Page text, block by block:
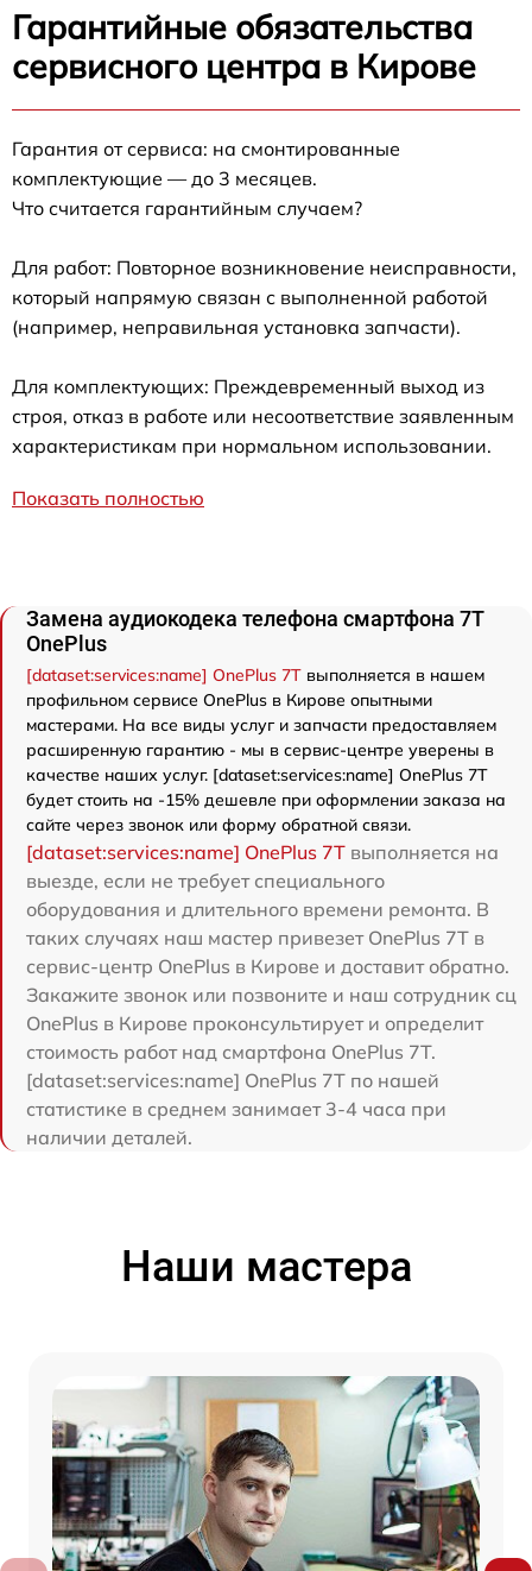
Гарантийные обязательства
сервисного центра в Кирове
Гарантия от сервиса: на смонтированные
комплектующие — до 3 месяцев.
Что считается гарантийным случаем?
Для работ: Повторное возникновение неисправности,
который напрямую связан с выполненной работой
(например, неправильная установка запчасти).
Для комплектующих: Преждевременный выход из
строя, отказ в работе или несоответствие заявленным
характеристикам при нормальном использовании.
Показать полностью
Замена аудиокодека телефона смартфона 7T
OnePlus
[dataset:services:name] OnePlus 7T выполняется в нашем
профильном сервисе OnePlus в Кирове опытными
мастерами. На все виды услуг и запчасти предоставляем
расширенную гарантию - мы в сервис-центре уверены в
качестве наших услуг. [dataset:services:name] OnePlus 7T
будет стоить на -15% дешевле при оформлении заказа на
сайте через звонок или форму обратной связи.
[dataset:services:name] OnePlus 7T выполняется на
выезде, если не требует специального
оборудования и длительного времени ремонта. В
таких случаях наш мастер привезет OnePlus 7T в
сервис-центр OnePlus в Кирове и доставит обратно.
Закажите звонок или позвоните и наш сотрудник сц
OnePlus в Кирове проконсультирует и определит
стоимость работ над смартфона OnePlus 7T.
[dataset:services:name] OnePlus 7T по нашей
статистике в среднем занимает 3-4 часа при
наличии деталей.
Наши мастера